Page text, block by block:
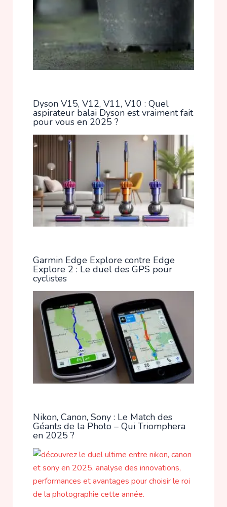
Dyson V15, V12, V11, V10 : Quel
aspirateur balai Dyson est vraiment fait
pour vous en 2025 ?
Garmin Edge Explore contre Edge
Explore 2 : Le duel des GPS pour
cyclistes
Nikon, Canon, Sony : Le Match des
Géants de la Photo – Qui Triomphera
en 2025 ?